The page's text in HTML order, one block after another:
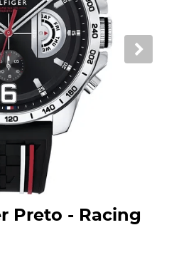
Preto - Racing